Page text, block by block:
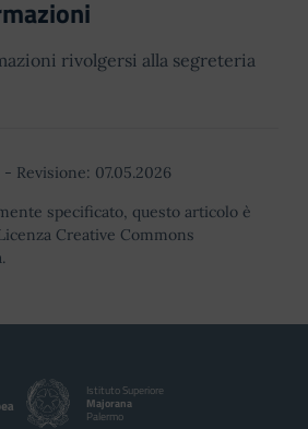
rivolgersi alla segreteria
- Revisione: 07.05.2026
specificato, questo articolo è
Creative Commons
Istituto Superiore
Majorana
Palermo